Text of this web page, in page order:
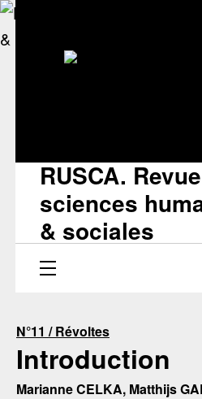
RUSCA.
sciences
& sociales
N°11 / Révoltes
Introduction
Marianne CELKA, Matthijs